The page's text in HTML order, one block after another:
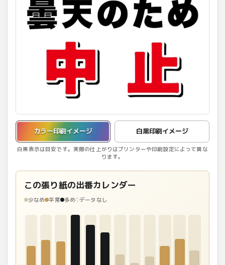
カラー印刷イメージ 白黒印刷イメージ
白黒表示は目安です。実際の仕上がりはプリンターや印刷設定によって異な
ります。
カラー印刷イメージを表示しています。
この張り紙の出番カレンダー
少なめ 平常 多め データなし